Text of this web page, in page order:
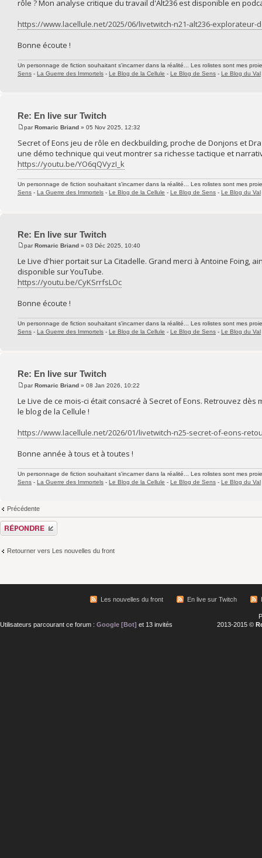
rôle ? Mon analyse critique du travail d'Alt236 est disponible en
https://www.lacellule.net/2025/06/livetwitch-n21-alt236-explorateur-
Bonne écoute !
Un personnage de fiction souhaitant s'incarner dans la réalité... Les rolistes sont mes
Sens - La Guerre des Immortels - Le Blog de la Cellule - Le Blog de Sens - Le Blog du Val
Re: En live sur Twitch
parRomaric Briand » 05 Nov 2025, 12:32
Secret of Eons jeu de rôle en deckbuilding, proche de Donjons et
une démo technique qui veut montrer sa richesse tactique et
https://youtu.be/YO6qQVyzI_k
Un personnage de fiction souhaitant s'incarner dans la réalité... Les rolistes sont mes
Sens - La Guerre des Immortels - Le Blog de la Cellule - Le Blog de Sens - Le Blog du Val
Re: En live sur Twitch
parRomaric Briand » 03 Déc 2025, 10:40
Le Live d'hier portait sur La Citadelle. Grand merci à Antoine Foing,
disponible sur YouTube.
https://youtu.be/CyKSrrfsLOc
Bonne écoute !
Un personnage de fiction souhaitant s'incarner dans la réalité... Les rolistes sont mes
Sens - La Guerre des Immortels - Le Blog de la Cellule - Le Blog de Sens - Le Blog du Val
Re: En live sur Twitch
parRomaric Briand » 08 Jan 2026, 10:22
Le Live de ce mois-ci était consacré à Secret of Eons. Retrouvez
le blog de la Cellule !
https://www.lacellule.net/2026/01/livetwitch-n25-secret-of-eons-
Bonne année à tous et à toutes !
Un personnage de fiction souhaitant s'incarner dans la réalité... Les rolistes sont mes
Sens - La Guerre des Immortels - Le Blog de la Cellule - Le Blog de Sens - Le Blog du Val
Précédente
Répondre
Retourner vers Les nouvelles du front
Les nouvelles du front En live sur Twitch
Utilisateurs parcourant ce forum : Google [Bot] et 13 invités
2013-2015 ©